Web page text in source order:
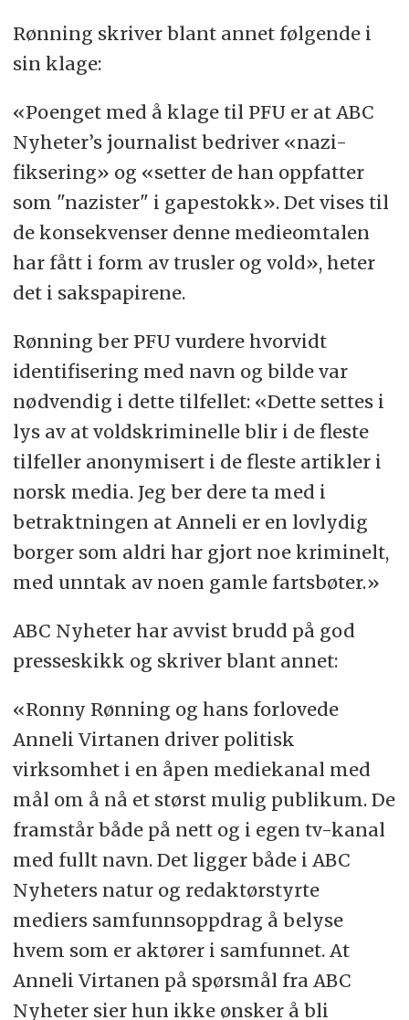
Rønning skriver blant annet følgende i
sin klage:
«Poenget med å klage til PFU er at ABC
Nyheter’s journalist bedriver «nazi-
fiksering» og «setter de han oppfatter
som "nazister" i gapestokk». Det vises til
de konsekvenser denne medieomtalen
har fått i form av trusler og vold», heter
det i sakspapirene.
Rønning ber PFU vurdere hvorvidt
identifisering med navn og bilde var
nødvendig i dette tilfellet: «Dette settes i
lys av at voldskriminelle blir i de fleste
tilfeller anonymisert i de fleste artikler i
norsk media. Jeg ber dere ta med i
betraktningen at Anneli er en lovlydig
borger som aldri har gjort noe kriminelt,
med unntak av noen gamle fartsbøter.»
ABC Nyheter har avvist brudd på god
presseskikk og skriver blant annet:
«Ronny Rønning og hans forlovede
Anneli Virtanen driver politisk
virksomhet i en åpen mediekanal med
mål om å nå et størst mulig publikum. De
framstår både på nett og i egen tv-kanal
med fullt navn. Det ligger både i ABC
Nyheters natur og redaktørstyrte
mediers samfunnsoppdrag å belyse
hvem som er aktører i samfunnet. At
Anneli Virtanen på spørsmål fra ABC
Nyheter sier hun ikke ønsker å bli